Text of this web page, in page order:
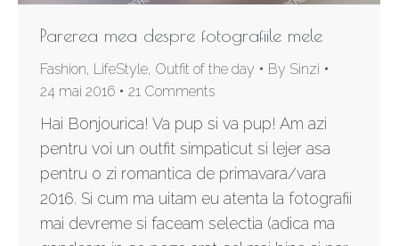
Parerea mea despre fotografiile mele
Fashion, LifeStyle, Outfit of the day By Sinzi
24 mai 2016
21 Comments
Hai Bonjourica! Va pup si va pup! Am azi
pentru voi un outfit simpaticut si lejer asa
pentru o zi romantica de primavara/vara
2016. Si cum ma uitam eu atenta la fotografii
mai devreme si faceam selectia (adica ma